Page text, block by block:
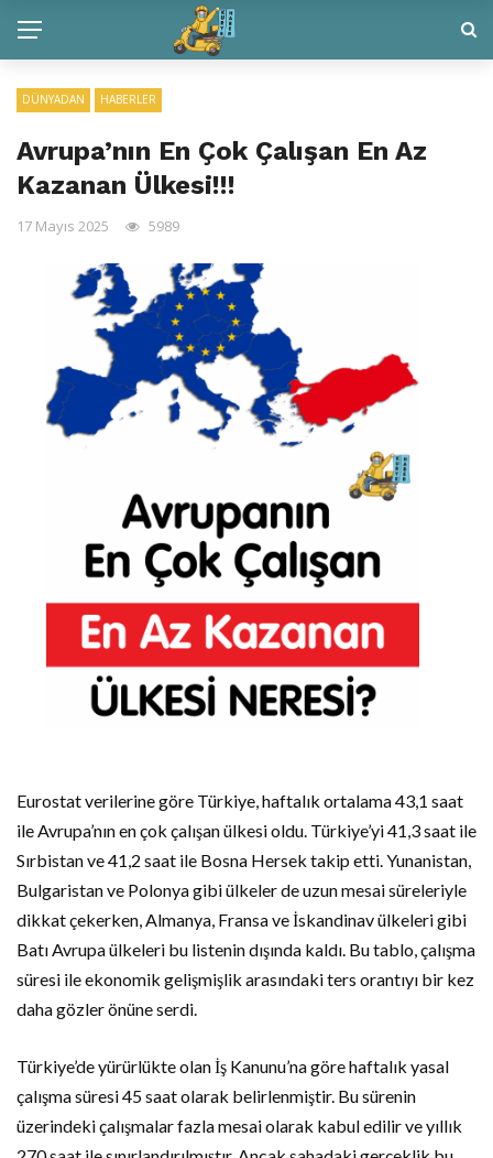
DÜNYADAN HABERLER
Avrupa’nın En Çok Çalışan En Az
Kazanan Ülkesi!!!
17 Mayıs 2025 5989
Eurostatverilerinegöre Türkiye,haftalık ortalama43,1 saat
ileAvrupa’nınençok çalışanülkesioldu. Türkiye’yi41,3saat ile
Sırbistanve41,2 saat ile Bosna Hersek takip etti.Yunanistan,
Bulgaristanve Polonyagibiülkelerdeuzunmesaisüreleriyle
dikkatçekerken,Almanya, Fransaveİskandinavülkelerigibi
BatıAvrupaülkeleri bu listenindışında kaldı. Butablo,çalışma
süresi ileekonomik gelişmişlik arasındakiters orantıyı bir kez
dahagözlerönüneserdi.
Türkiye’deyürürlükteolanİş Kanunu’nagörehaftalık yasal
çalışmasüresi45saatolarak belirlenmiştir. Busürenin
üzerindekiçalışmalarfazlamesaiolarak kabuledilirveyıllık